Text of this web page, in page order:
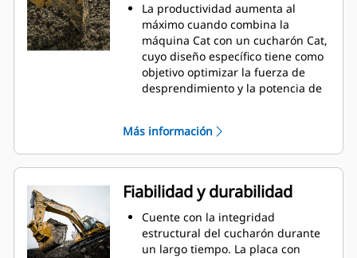
La productividad aumenta al
máximo cuando combina la
máquina Cat con un cucharón Cat,
cuyo diseño específico tiene como
objetivo optimizar la fuerza de
desprendimiento y la potencia de
radio mejora el flujo de material
hacia el cucharón. El espacio libre
del talón agregado asegura que la
parte inferior del cucharón no se
arrastre, lo que reduce los costos
de mantenimiento.
El consumo de combustible
alcanza el punto máximo durante
Más información
Fiabilidad y durabilidad
Cuente con la integridad
estructural del cucharón durante
un largo tiempo. La placa con